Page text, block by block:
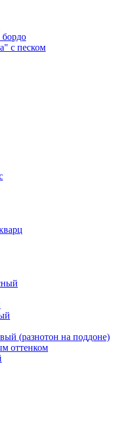
бордо
с песком
(разнотон на поддоне)
оттенком